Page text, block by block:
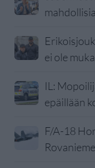
mahdollisia
ei ole
IL:
epäillään
F/A-18